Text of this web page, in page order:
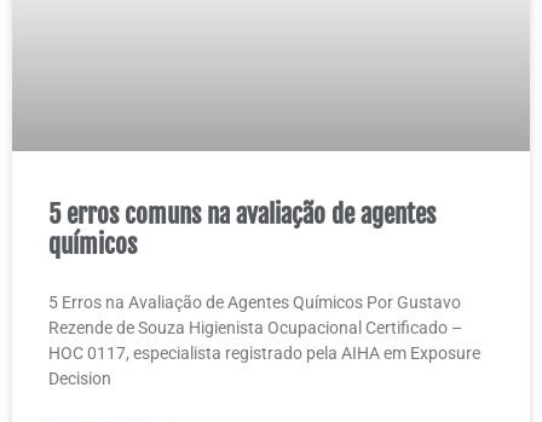
5 erros comuns na avaliação de agentes
químicos
5 Erros na Avaliação de Agentes Químicos Por Gustavo
Rezende de Souza Higienista Ocupacional Certificado –
HOC 0117, especialista registrado pela AIHA em Exposure
Decision